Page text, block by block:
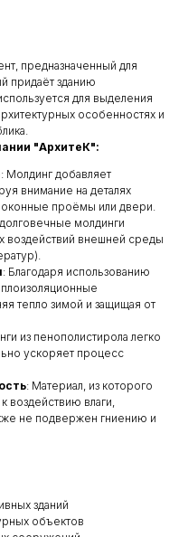
предназначенный для
придаёт зданию
для выделения
особенностях и
"АрхитеК":
: Молдинг добавляет
внимание на деталях
оконные проёмы или двери.
молдинги
воздействий внешней среды
: Благодаря использованию
тепло зимой и защищая от
из пенополистирола легко
ускоряет процесс
: Материал, из которого
воздействию влаги,
не подвержен гниению и
зданий
объектов